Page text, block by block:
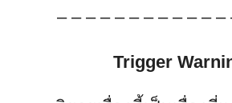
– – – – – – – – – – – –
Trigger